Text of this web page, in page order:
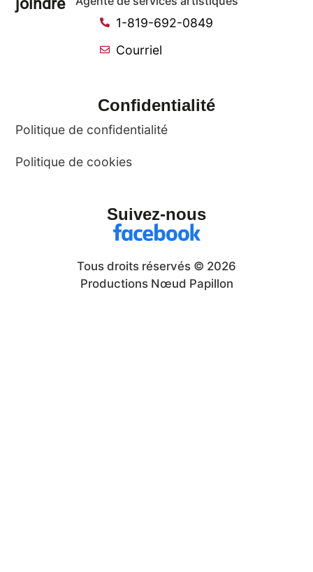
1-819-692-0849
Courriel
Confidentialité
Politique de confidentialité
Politique de cookies
Suivez-nous
Tous droits réservés © 2026
Productions Nœud Papillon